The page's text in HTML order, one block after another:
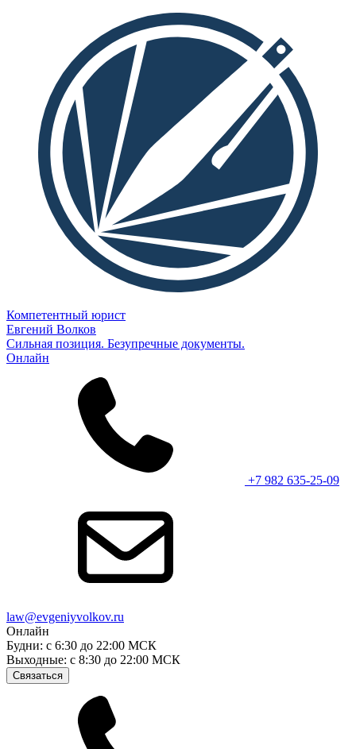
Компетентный юрист
Евгений Волков
Сильная позиция. Безупречные документы.
Онлайн
+7 982 635-25-09
law@evgeniyvolkov.ru
Онлайн
Будни: с 6:30 до 22:00 МСК
Выходные: с 8:30 до 22:00 МСК
Связаться